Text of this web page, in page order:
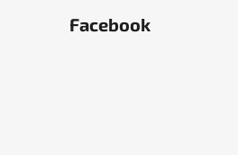
Facebook